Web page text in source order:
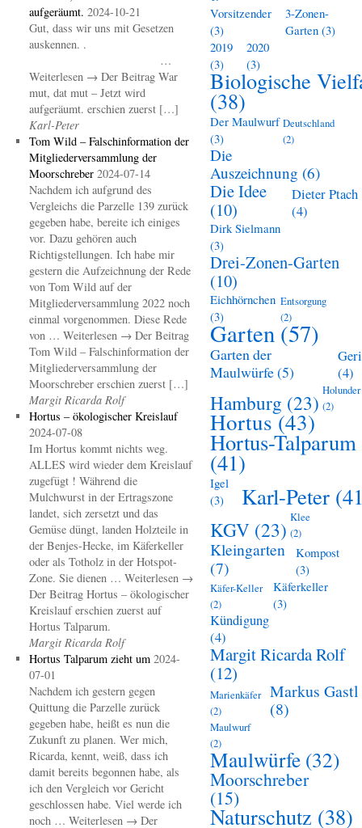
aufgeräumt. 2024-10-21
Gut, dass wir uns mit Gesetzen
auskennen. .
…
Weiterlesen → Der Beitrag War
mut, dat mut – Jetzt wird
aufgeräumt. erschien zuerst […]
Karl-Peter
Tom Wild – Falschinformation der
Mitgliederversammlung der
Moorschreber 2024-07-14
Nachdem ich aufgrund des
Vergleichs die Parzelle 139 zurück
gegeben habe, bereite ich einiges
vor. Dazu gehören auch
Richtigstellungen. Ich habe mir
gestern die Aufzeichnung der Rede
von Tom Wild auf der
Mitgliederversammlung 2022 noch
einmal vorgenommen. Diese Rede
von … Weiterlesen → Der Beitrag
Tom Wild – Falschinformation der
Mitgliederversammlung der
Moorschreber erschien zuerst […]
Margit Ricarda Rolf
Hortus – ökologischer Kreislauf
2024-07-08
Im Hortus kommt nichts weg.
ALLES wird wieder dem Kreislauf
zugefügt ! Während die
Mulchwurst in der Ertragszone
landet, sich zersetzt und das
Gemüse düngt, landen Holzteile in
der Benjes-Hecke, im Käferkeller
oder als Totholz in der Hotspot-
Zone. Sie dienen … Weiterlesen →
Der Beitrag Hortus – ökologischer
Kreislauf erschien zuerst auf
Hortus Talparum.
Margit Ricarda Rolf
Hortus Talparum zieht um 2024-
07-01
Nachdem ich gestern gegen
Quittung die Parzelle zurück
gegeben habe, heißt es nun die
Zukunft zu planen. Wer mich,
Ricarda, kennt, weiß, dass ich
damit bereits begonnen habe, als
ich den Vergleich vor Gericht
geschlossen habe. Viel werde ich
noch … Weiterlesen → Der
Vorsitzender
(3)
3-Zonen-
Garten (3)
2019
(3)
2020
(3)
Biologische
(38)
Der Maulwurf
(3)
Deutschland
(2)
Die
Auszeichnung (6)
Die Idee
(10)
Dieter Ptach
(4)
Dirk Sielmann
(3)
Drei-Zonen-Garten
(10)
Eichhörnchen
(3)
Entsorgung
(2)
Garten (57)
Garten der
Maulwürfe(5)
(4)
Hamburg (23) Holunder
(2)
Hortus(43)
Hortus-Talparum
(41)
Igel
(3)
Karl-Peter
KGV (23) Klee
(2)
Kleingarten
(7)
Kompost
(3)
Käfer-Keller
(2)
Käferkeller
(3)
Kündigung
(4)
Margit Ricarda Rolf
(12)
Marienkäfer
(2)
Markus Gastl
(8)
Maulwurf
(2)
Maulwürfe (32)
Moorschreber
(15)
Naturschutz (38)